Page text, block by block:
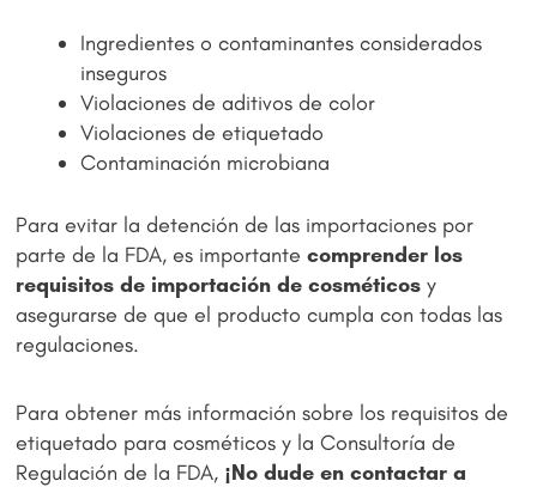
Ingredientes o contaminantes considerados
inseguros
Violaciones de aditivos de color
Violaciones de etiquetado
Contaminación microbiana
Para evitar la detención de las importaciones por
parte de la FDA, es importantecomprender los
requisitos de importación de cosméticos y
asegurarse de que el producto cumpla con todas las
regulaciones.
Para obtener más información sobre los requisitos de
etiquetado para cosméticos y la Consultoría de
Regulación de la FDA, ¡No dude en contactar a